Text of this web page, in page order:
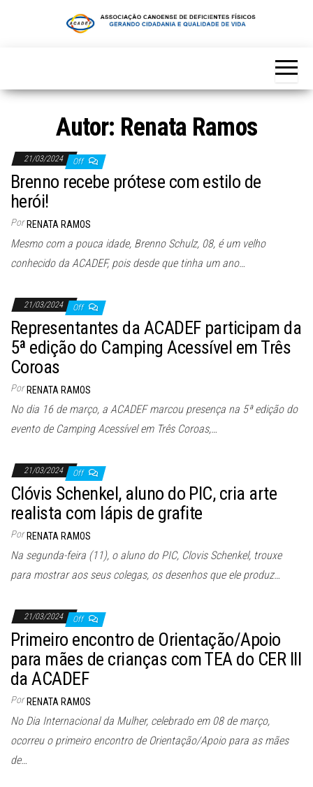
Autor: Renata Ramos
21/03/2024 Off
Brenno recebe prótese com estilo de
herói!
Por RENATA RAMOS
Mesmo com a pouca idade, Brenno Schulz, 08, é um velho
conhecido da ACADEF, pois desde que tinha um ano…
21/03/2024 Off
Representantes da ACADEF participam da
5ª edição do Camping Acessível em Três
Coroas
Por RENATA RAMOS
No dia 16 de março, a ACADEF marcou presença na 5ª edição do
evento de Camping Acessível em Três Coroas,…
21/03/2024 Off
Clóvis Schenkel, aluno do PIC, cria arte
realista com lápis de grafite
Por RENATA RAMOS
Na segunda-feira (11), o aluno do PIC, Clovis Schenkel, trouxe
para mostrar aos seus colegas, os desenhos que ele produz…
21/03/2024 Off
Primeiro encontro de Orientação/Apoio
para mães de crianças com TEA do CER III
da ACADEF
Por RENATA RAMOS
No Dia Internacional da Mulher, celebrado em 08 de março,
ocorreu o primeiro encontro de Orientação/Apoio para as mães
de…